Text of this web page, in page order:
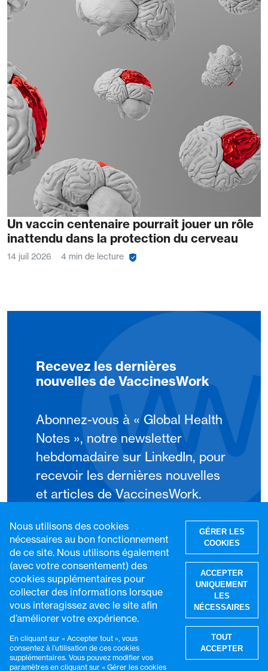
Un vaccin centenaire pourrait jouer un rôle
inattendu dans la protection du cerveau
14 juil 2026 4 min de lecture
Recevez les dernières
nouvelles de VaccinesWork
Abonnez-vous à « Global Health
Notes », notre newsletter
hebdomadaire sur LinkedIn, pour
recevoir les dernières nouvelles
et articles de VaccinesWork.
S'abonner
Nous utilisons des cookies
nécessaires au bon fonctionnement
de ce site. Nous utilisons également
(avec votre consentement) des
cookies supplémentaires pour
collecter des informations lorsque
vous interagissez avec le site afin
d’améliorer votre expérience.
En cliquant sur « Accepter tout », vous
consentez à l’utilisation de ces cookies
supplémentaires. Vous pouvez modifier vos
paramètres en cliquant sur « Gérer les cookies
GÉRER LES
COOKIES
ACCEPTER
UNIQUEMENT
LES
NÉCESSAIRES
TOUT
ACCEPTER